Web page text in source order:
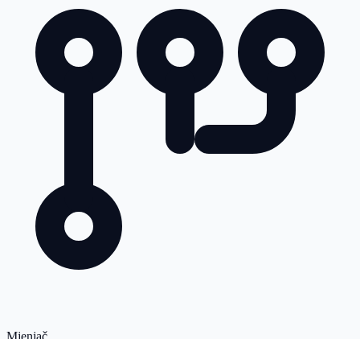
Mjenjač